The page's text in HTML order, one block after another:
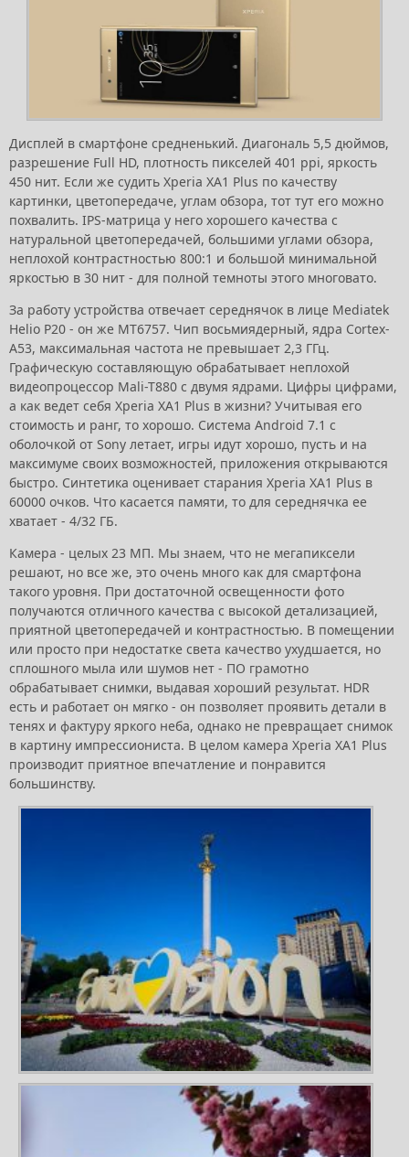
Дисплей в смартфоне средненький. Диагональ 5,5 дюймов,
разрешение Full HD, плотность пикселей 401 ppi, яркость
450 нит. Если же судить Xperia XA1 Plus по качеству
картинки, цветопередаче, углам обзора, тот тут его можно
похвалить. IPS-матрица у него хорошего качества с
натуральной цветопередачей, большими углами обзора,
неплохой контрастностью 800:1 и большой минимальной
яркостью в 30 нит - для полной темноты этого многовато.
За работу устройства отвечает середнячок в лице Mediatek
Helio P20 - он же MT6757. Чип восьмиядерный, ядра Cortex-
A53, максимальная частота не превышает 2,3 ГГц.
Графическую составляющую обрабатывает неплохой
видеопроцессор Mali-T880 с двумя ядрами. Цифры цифрами,
а как ведет себя Xperia XA1 Plus в жизни? Учитывая его
стоимость и ранг, то хорошо. Система Android 7.1 с
оболочкой от Sony летает, игры идут хорошо, пусть и на
максимуме своих возможностей, приложения открываются
быстро. Синтетика оценивает старания Xperia XA1 Plus в
60000 очков. Что касается памяти, то для середнячка ее
хватает - 4/32 ГБ.
Камера - целых 23 МП. Мы знаем, что не мегапиксели
решают, но все же, это очень много как для смартфона
такого уровня. При достаточной освещенности фото
получаются отличного качества с высокой детализацией,
приятной цветопередачей и контрастностью. В помещении
или просто при недостатке света качество ухудшается, но
сплошного мыла или шумов нет - ПО грамотно
обрабатывает снимки, выдавая хороший результат. HDR
есть и работает он мягко - он позволяет проявить детали в
тенях и фактуру яркого неба, однако не превращает снимок
в картину импрессиониста. В целом камера Xperia XA1 Plus
производит приятное впечатление и понравится
большинству.